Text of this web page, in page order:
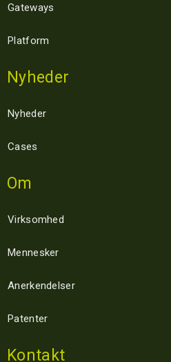
Gateways
Platform
Nyheder
Nyheder
Cases
Om
Virksomhed
Mennesker
Anerkendelser
Patenter
Kontakt